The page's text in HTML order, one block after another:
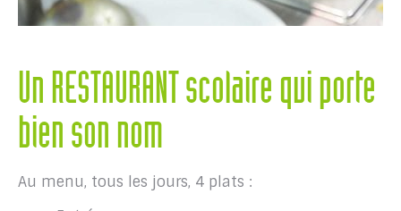
Un RESTAURANT scolaire qui porte
bien son nom
Au menu, tous les jours, 4 plats :